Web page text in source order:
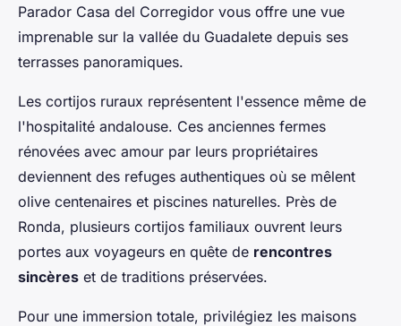
Parador Casa del Corregidor vous offre une vue
imprenable sur la vallée du Guadalete depuis ses
terrasses panoramiques.
Les cortijos ruraux représentent l'essence même de
l'hospitalité andalouse. Ces anciennes fermes
rénovées avec amour par leurs propriétaires
deviennent des refuges authentiques où se mêlent
olive centenaires et piscines naturelles. Près de
Ronda, plusieurs cortijos familiaux ouvrent leurs
portes aux voyageurs en quête de rencontres
sincères et de traditions préservées.
Pour une immersion totale, privilégiez les maisons